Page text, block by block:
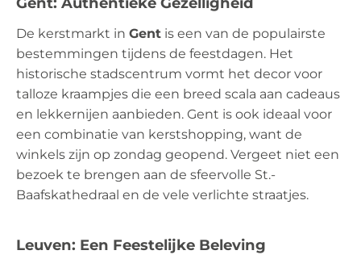
De kerstmarkt inGent is een van de populairste
bestemmingen tijdens de feestdagen. Het
historische stadscentrum vormt het decor voor
talloze kraampjes die een breed scala aan cadeaus
en lekkernijen aanbieden. Gent is ook ideaal voor
een combinatie van kerstshopping, want de
winkels zijn op zondag geopend. Vergeet niet een
bezoek te brengen aan de sfeervolle St.-
Baafskathedraal en de vele verlichte straatjes.
Leuven: Een Feestelijke Beleving